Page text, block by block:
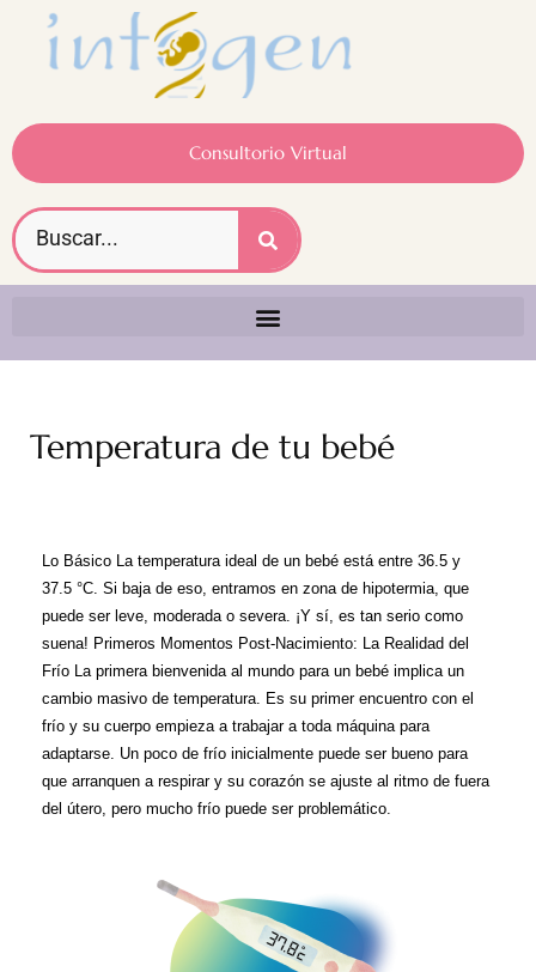
Consultorio Virtual
Temperatura de tu bebé
Lo Básico La temperatura ideal de un bebé está entre 36.5 y
37.5 °C. Si baja de eso, entramos en zona de hipotermia, que
puede ser leve, moderada o severa. ¡Y sí, es tan serio como
suena! Primeros Momentos Post-Nacimiento: La Realidad del
Frío La primera bienvenida al mundo para un bebé implica un
cambio masivo de temperatura. Es su primer encuentro con el
frío y su cuerpo empieza a trabajar a toda máquina para
adaptarse. Un poco de frío inicialmente puede ser bueno para
que arranquen a respirar y su corazón se ajuste al ritmo de fuera
del útero, pero mucho frío puede ser problemático.